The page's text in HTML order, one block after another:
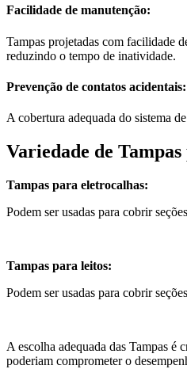
Facilidade de manutenção:
Tampas projetadas com facilidade
reduzindo o tempo de inatividade.
Prevenção de contatos acidentais:
A cobertura adequada do sistema
Variedade de
Tampas para eletrocalhas:
Podem ser usadas para cobrir
Tampas para leitos:
Podem ser usadas para cobrir
A escolha adequada das Tampas
poderiam comprometer o